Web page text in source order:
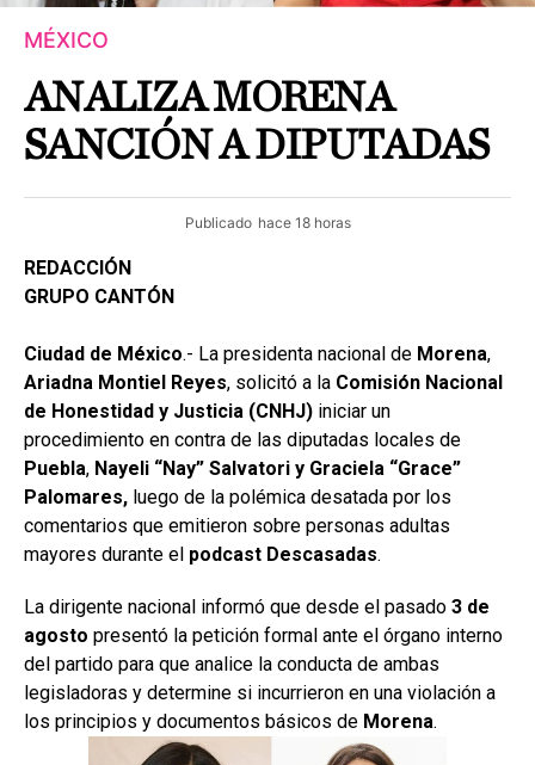
MÉXICO
ANALIZA MORENA
SANCIÓN A DIPUTADAS
Publicado hace 18 horas
REDACCIÓN
GRUPO CANTÓN
Ciudad de México.- La presidenta nacional de Morena,
Ariadna Montiel Reyes, solicitó a la Comisión Nacional
de Honestidad y Justicia (CNHJ) iniciar un
procedimiento en contra de las diputadas locales de
Puebla, Nayeli “Nay” Salvatori y Graciela “Grace”
Palomares, luego de la polémica desatada por los
comentarios que emitieron sobre personas adultas
mayores durante el podcast Descasadas.
La dirigente nacional informó que desde el pasado 3 de
agosto presentó la petición formal ante el órgano interno
del partido para que analice la conducta de ambas
legisladoras y determine si incurrieron en una violación a
los principios y documentos básicos de Morena.